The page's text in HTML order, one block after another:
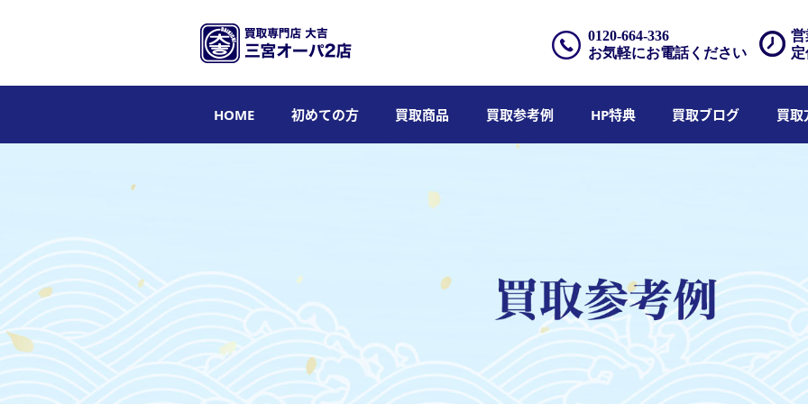
営
0120-664-336
お気軽にお電話ください
HOME 初めての方 買取商品 買取参考例 HP特典 買取ブログ 買取